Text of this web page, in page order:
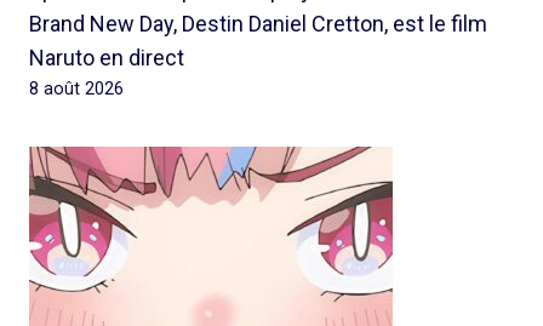
Brand New Day, Destin Daniel Cretton, est le film
Naruto en direct
8 août 2026